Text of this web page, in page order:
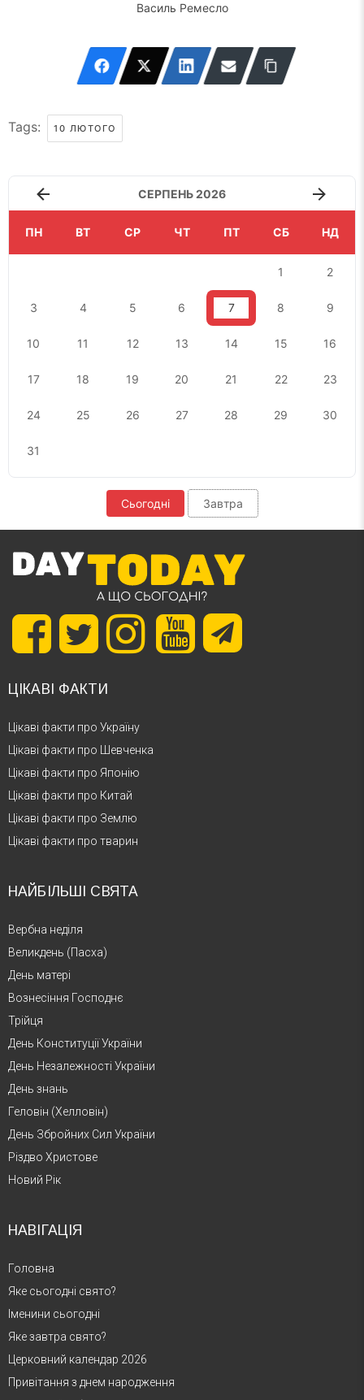
Василь Ремесло
Tags: 10 ЛЮТОГО
СЕРПЕНЬ 2026
ПН ВТ СР ЧТ ПТ СБ НД
1 2
3 4 5 6 7 8 9
10 11 12 13 14 15 16
17 18 19 20 21 22 23
24 25 26 27 28 29 30
31
Сьогодні Завтра
ЦІКАВІ ФАКТИ
Цікаві факти про Україну
Цікаві факти про Шевченка
Цікаві факти про Японію
Цікаві факти про Китай
Цікаві факти про Землю
Цікаві факти про тварин
НАЙБІЛЬШІ СВЯТА
Вербна неділя
Великдень (Пасха)
День матері
Вознесіння Господнє
Трійця
День Конституції України
День Незалежності України
День знань
Геловін (Хелловін)
День Збройних Сил України
Різдво Христове
Новий Рік
НАВІГАЦІЯ
Головна
Яке сьогодні свято?
Іменини сьогодні
Яке завтра свято?
Церковний календар 2026
Привітання з днем народження